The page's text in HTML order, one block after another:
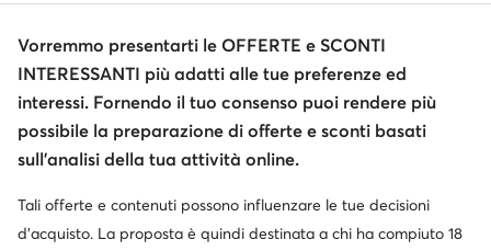
Cambia paese: Italia (IT)
Vorremmo presentarti le OFFERTE e SCONTI
INTERESSANTI più adatti alle tue preferenze ed
interessi. Fornendo il tuo consenso puoi rendere più
possibile la preparazione di offerte e sconti basati
sull’analisi della tua attività online.
Tali offerte e contenuti possono influenzare le tue decisioni
d’acquisto. La proposta è quindi destinata a chi ha compiuto 18